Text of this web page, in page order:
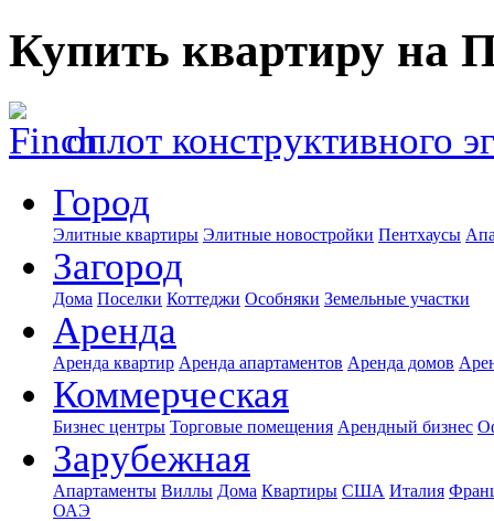
Купить квартиру на
оплот конструктивного
Город
Элитные квартиры Элитные новостройки Пентхаусы
Загород
Дома Поселки Коттеджи Особняки Земельные участки
Аренда
Аренда квартир Аренда апартаментов Аренда домов
Коммерческая
Бизнес центры Торговые помещения Арендный бизнес
Зарубежная
Апартаменты Виллы Дома Квартиры США Италия
ОАЭ